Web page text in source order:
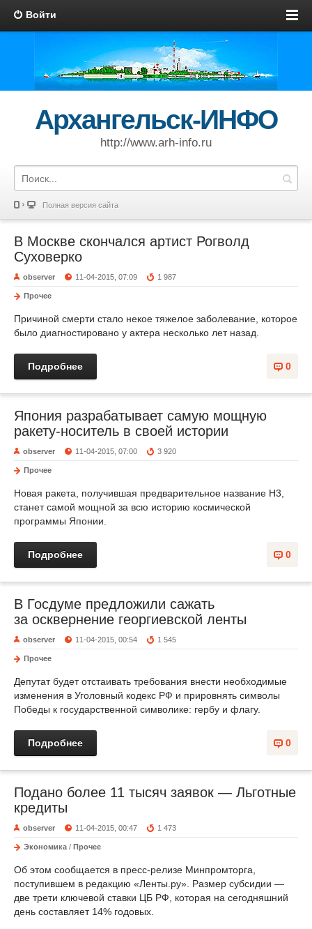
Войти
Архангельск-ИНФО
http://www.arh-info.ru
Полная версия сайта
В Москве скончался артист Рогволд
Суховерко
observer 11-04-2015, 07:09 1 987
Прочее
Причиной смерти стало некое тяжелое заболевание, которое
было диагностировано у актера несколько лет назад.
0
Подробнее
Япония разрабатывает самую мощную
ракету-носитель в своей истории
observer 11-04-2015, 07:00 3 920
Прочее
Новая ракета, получившая предварительное название H3,
станет самой мощной за всю историю космической
программы Японии.
0
Подробнее
В Госдуме предложили сажать
за осквернение георгиевской ленты
observer 11-04-2015, 00:54 1 545
Прочее
Депутат будет отстаивать требования внести необходимые
изменения в Уголовный кодекс РФ и прировнять символы
Победы к государственной символике: гербу и флагу.
0
Подробнее
Подано более 11 тысяч заявок — Льготные
кредиты
observer 11-04-2015, 00:47 1 473
Экономика / Прочее
Об этом сообщается в пресс-релизе Минпромторга,
поступившем в редакцию «Ленты.ру». Размер субсидии —
две трети ключевой ставки ЦБ РФ, которая на сегодняшний
день составляет 14% годовых.